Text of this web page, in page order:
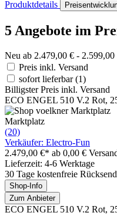
Produktdetails
5 Angebote im
Neu ab 2.479,00 € - 2.599,00
Preis inkl. Versand
sofort lieferbar(1)
Billigster Preis inkl. Versand
ECO ENGEL 510 V.2 Rot,
Marktplatz
(20)
Verkäufer: Electro-Fun
2.479,00 €* ab 0,00 €
Lieferzeit: 4-6 Werktage
30 Tage kostenfreie
Shop-Info
Zum Anbieter
ECO ENGEL 510 V.2 Rot,